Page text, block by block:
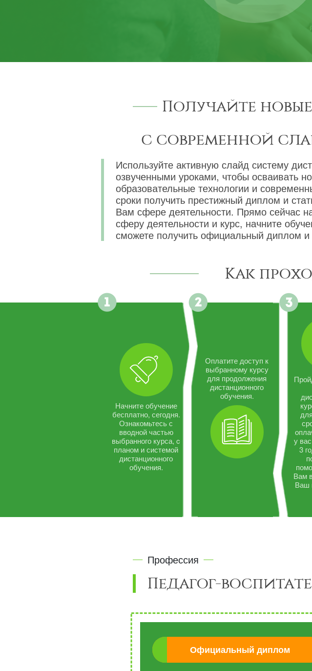
Получайте
с современной
Используйте активную слайд систему
озвученными уроками, чтобы осваивать
образовательные технологии и
сроки получить престижный диплом и
Вам сфере деятельности. Прямо сейчас
сферу деятельности и курс, начните
сможете получить официальный диплом и
Как
Начните обучение
бесплатно, сегодня.
Ознакомьтесь с
вводной частью
выбранного курса, c
планом и системой
дистанционного
обучения.
Оплатите доступ к
выбранному курсу
для продолжения
дистанционного
обучения.
у
3
Вам
Ваш
Профессия
Педагог-
Официальный диплом